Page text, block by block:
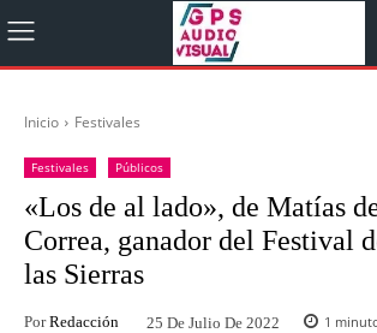
Inicio Festivales
Festivales Públicos
«Los de al lado», de Matías
Correa, ganador del Festival
las Sierras
Por Redacción 25 De Julio De 2022 1